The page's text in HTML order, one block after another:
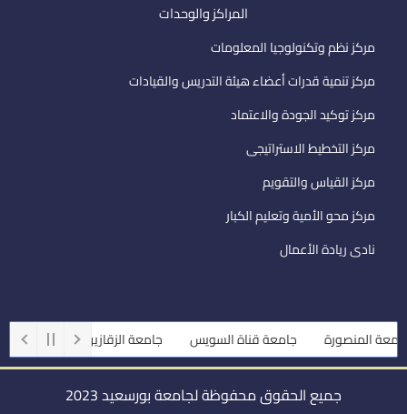
المراكز والوحدات
مركز نظم وتكنولوجيا المعلومات
مركز تنمية قدرات أعضاء هيئة التدريس والقيادات
مركز توكيد الجودة والاعتماد
مركز التخطيط الاستراتيجى
مركز القياس والتقويم
مركز محو الأمية وتعليم الكبار
نادى ريادة الأعمال
المنصورة جامعة قناة السويس جامعة الزقازيق جامعة
جميع الحقوق محفوظة لجامعة بورسعيد 2023